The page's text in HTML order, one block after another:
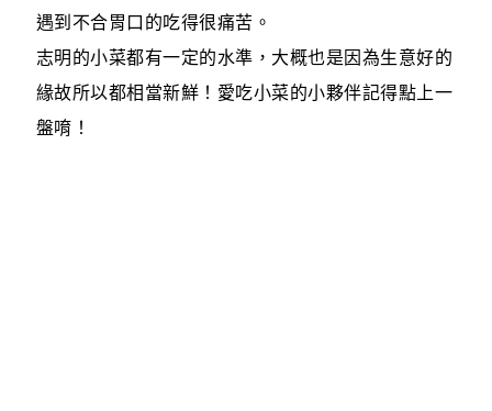
遇到不合胃口的吃得很痛苦。
志明的小菜都有一定的水準，大概也是因為生意好的
緣故所以都相當新鮮！愛吃小菜的小夥伴記得點上一
盤唷！